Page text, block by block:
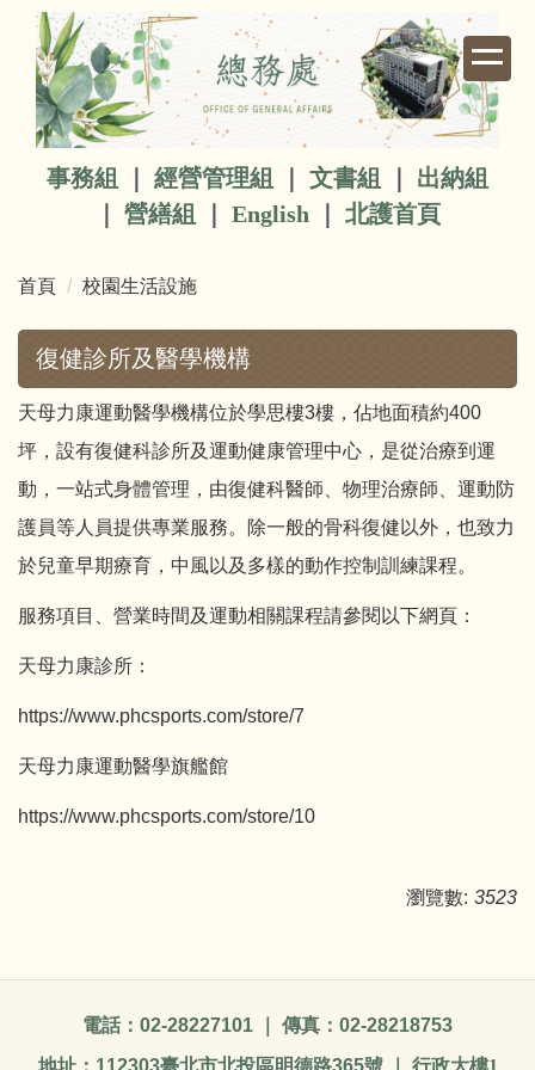
事務組 經營管理組 文書組
出納組
營繕組 English 北護首頁
首頁 校園生活設施
復健診所及醫學機構
天母力康運動醫學機構位於學思樓3樓，佔地面積約400
坪，設有復健科診所及運動健康管理中心，是從治療到運
動，一站式身體管理，由復健科醫師、物理治療師、運動防
護員等人員提供專業服務。除一般的骨科復健以外，也致力
於兒童早期療育，中風以及多樣的動作控制訓練課程。
服務項目、營業時間及運動相關課程請參閱以下網頁：
天母力康診所：
https://www.phcsports.com/store/7
天母力康運動醫學旗艦館
https://www.phcsports.com/store/10
瀏覽數: 3523
電話： 02-28227101 ｜ 傳真： 02-28218753
地址： 112303臺北市北投區明德路365號 ｜ 行政大樓1